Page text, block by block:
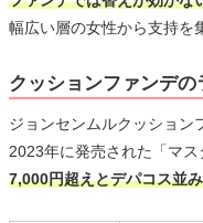
幅広い層の女性から支持を
クッションファンデの
ジョンセンムルクッション
2023年に発売された「マ
7,000円超えとデパコス並